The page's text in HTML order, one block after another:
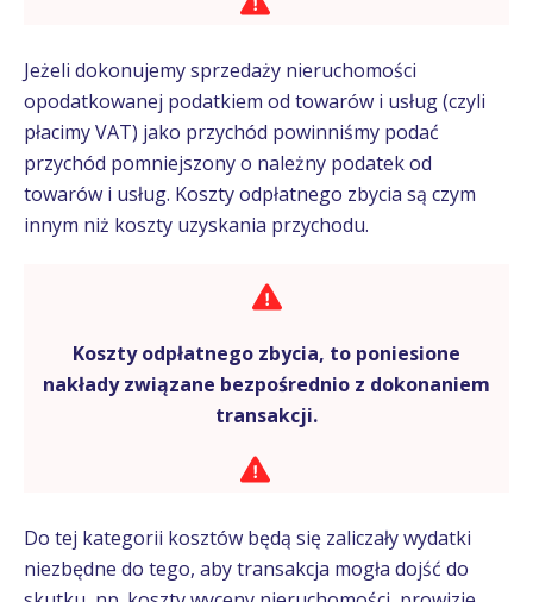
Jeżeli dokonujemy sprzedaży nieruchomości
opodatkowanej podatkiem od towarów i usług (czyli
płacimy VAT) jako przychód powinniśmy podać
przychód pomniejszony o należny podatek od
towarów i usług. Koszty odpłatnego zbycia są czym
innym niż koszty uzyskania przychodu.
Koszty odpłatnego zbycia, to poniesione
nakłady związane bezpośrednio z dokonaniem
transakcji.
Do tej kategorii kosztów będą się zaliczały wydatki
niezbędne do tego, aby transakcja mogła dojść do